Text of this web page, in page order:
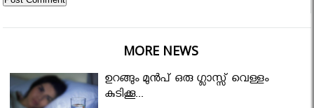
MORE NEWS
ഉറങ്ങും മുന്‍പ് ഒരു ഗ്ലാസ്സ് വെള്ളം
കുടിക്കൂ...